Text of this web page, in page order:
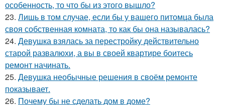
особенность, то что бы из этого вышло?
23. Лишь в том случае, если бы у вашего питомца была
своя собственная комната, то как бы она называлась?
24. Девушка взялась за перестройку действительно
старой развалюхи, а вы в своей квартире боитесь
ремонт начинать.
25. Девушка необычные решения в своём ремонте
показывает.
26. Почему бы не сделать дом в доме?